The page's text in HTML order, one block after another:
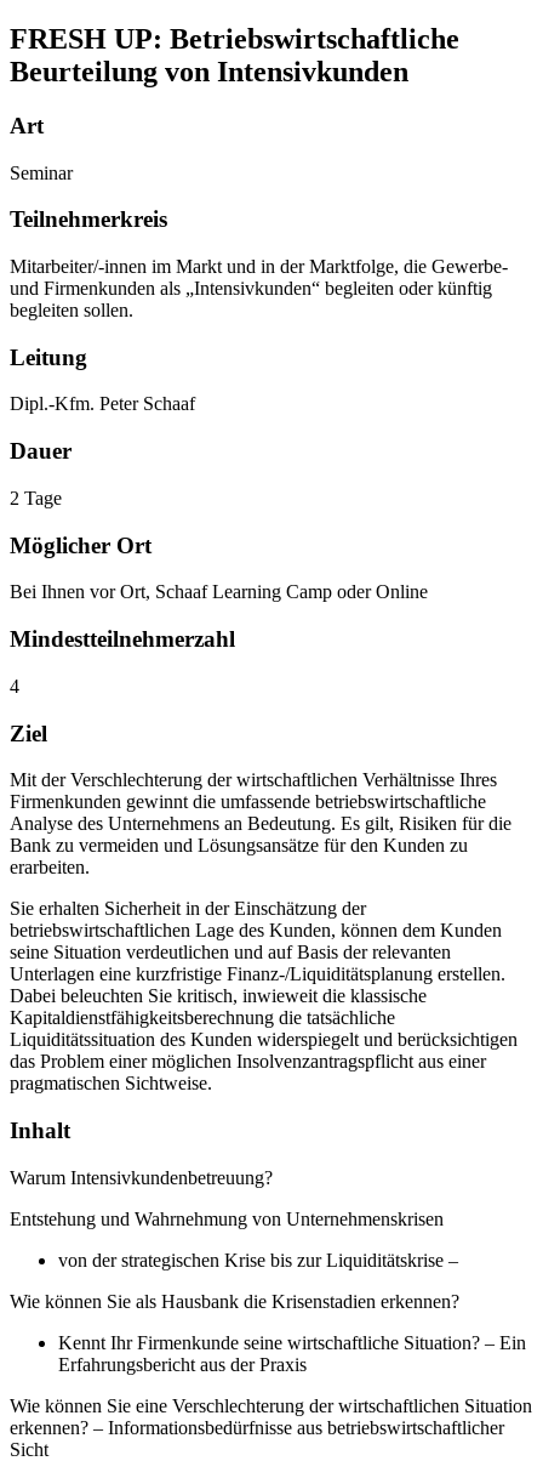
FRESH UP: Betriebswirtschaftliche
Beurteilung von Intensivkunden
Art
Seminar
Teilnehmerkreis
Mitarbeiter/-innen im Markt und in der Marktfolge, die Gewerbe-
und Firmenkunden als „Intensivkunden“ begleiten oder künftig
begleiten sollen.
Leitung
Dipl.-Kfm. Peter Schaaf
Dauer
2 Tage
Möglicher Ort
Bei Ihnen vor Ort, Schaaf Learning Camp oder Online
Mindestteilnehmer­zahl
4
Ziel
Mit der Verschlechterung der wirtschaftlichen Verhältnisse Ihres
Firmenkunden gewinnt die umfassende betriebswirtschaftliche
Analyse des Unternehmens an Bedeutung. Es gilt, Risiken für die
Bank zu vermeiden und Lösungsansätze für den Kunden zu
erarbeiten.
Sie erhalten Sicherheit in der Einschätzung der
betriebswirtschaftlichen Lage des Kunden, können dem Kunden
seine Situation verdeutlichen und auf Basis der relevanten
Unterlagen eine kurzfristige Finanz-/Liquiditätsplanung erstellen.
Dabei beleuchten Sie kritisch, inwieweit die klassische
Kapitaldienstfähigkeitsberechnung die tatsächliche
Liquiditätssituation des Kunden widerspiegelt und berücksichtigen
das Problem einer möglichen Insolvenzantragspflicht aus einer
pragmatischen Sichtweise.
Inhalt
Warum Intensivkundenbetreuung?
Entstehung und Wahrnehmung von Unternehmenskrisen
von der strategischen Krise bis zur Liquiditätskrise –
Wie können Sie als Hausbank die Krisenstadien erkennen?
Kennt Ihr Firmenkunde seine wirtschaftliche Situation? – Ein
Erfahrungsbericht aus der Praxis
Wie können Sie eine Verschlechterung der wirtschaftlichen Situation
erkennen? – Informationsbedürfnisse aus betriebswirtschaftlicher
Sicht